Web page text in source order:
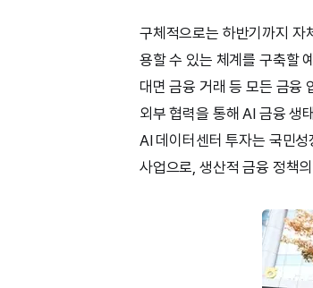
구체적으로는 하반기까지 자
용할 수 있는 체계를 구축할
대면 금융 거래 등 모든 금융
외부 협력을 통해 AI 금융 생
AI 데이터센터 투자는 국민성
사업으로, 생산적 금융 정책